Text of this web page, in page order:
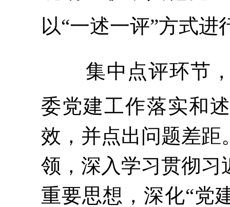
以“一述一评”方式进
集中点评环节
委党建工作落实和
效，并点出问题差距
领，深入学习贯彻习
重要思想，深化“党